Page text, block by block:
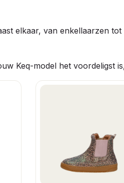
elkaar, van enkellaarzen
Keq-model het voordeligst